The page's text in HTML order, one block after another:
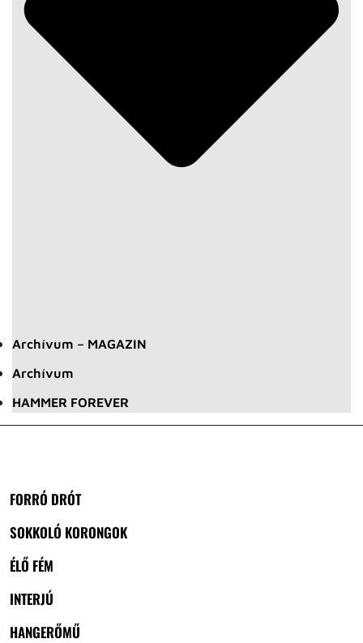
Archívum – MAGAZIN
Archívum
HAMMER FOREVER
FORRÓ DRÓT
SOKKOLÓ KORONGOK
ÉLŐ FÉM
INTERJÚ
HANGERŐMŰ